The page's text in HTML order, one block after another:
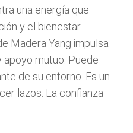
una energía que
y el bienestar
Madera Yang impulsa
mutuo. Puede
de su entorno. Es un
lazos. La confianza